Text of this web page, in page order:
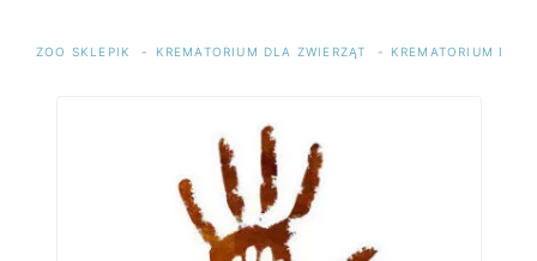
ZOO SKLEPIK KREMATORIUM DLA ZWIERZĄT KREMATORIUM DLA